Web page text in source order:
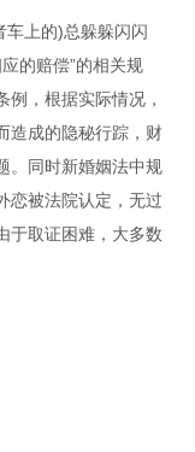
上的)总躲躲闪闪
的赔偿”的相关规
，根据实际情况，
造成的隐秘行踪，财
。同时新婚姻法中规
恋被法院认定，无过
于取证困难，大多数